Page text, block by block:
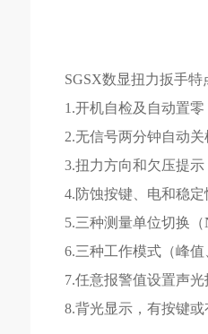
SGSX数显扭力扳手特
1.开机自检及自动置
2.无信号两分钟自动
3.扭力方向和欠压提示
4.防蚀按键、电和稳
5.三种测量单位切换
6.三种工作模式（峰
7.任意报警值设置声
8.背光显示，有按键